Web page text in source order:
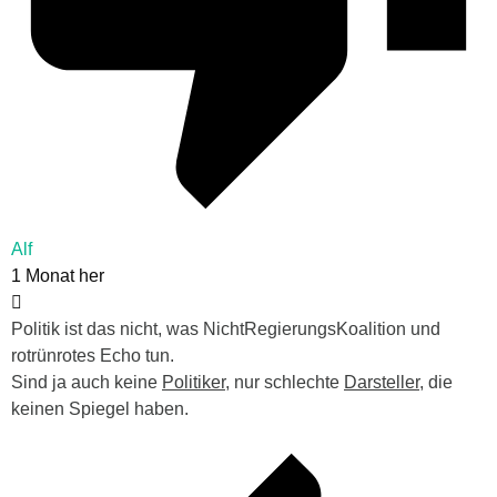
Alf
1 Monat her
Politik ist das nicht, was NichtRegierungsKoalition und
rotrünrotes Echo tun.
Sind ja auch keine Politiker, nur schlechte Darsteller, die
keinen Spiegel haben.